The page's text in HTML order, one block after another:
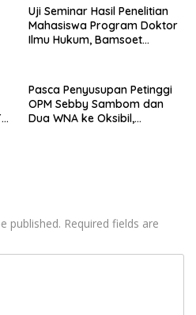
Uji Seminar Hasil Penelitian
Mahasiswa Program Doktor
Ilmu Hukum, Bamsoet
Pasca Penyusupan Petinggi
OPM Sebby Sambom dan
Dua WNA ke Oksibil,
published. Required fields are